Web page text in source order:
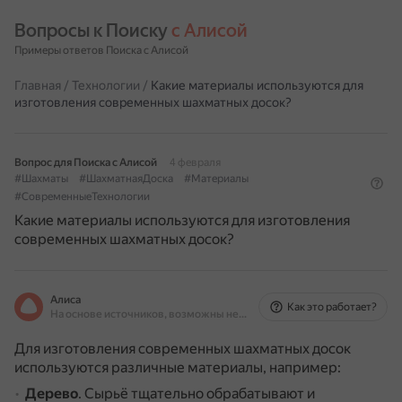
Вопросы к Поиску с Алисой
Примеры ответов Поиска с Алисой
Главная / Технологии / Какие материалы используются для
изготовления современных шахматных досок?
Вопрос для Поиска с Алисой
4 февраля
#Шахматы
#ШахматнаяДоска
#Материалы
#СовременныеТехнологии
Какие материалы используются для изготовления
современных шахматных досок?
Алиса
На основе источников, возможны неточности
Как это работает?
Для изготовления современных шахматных досок
используются различные материалы, например:
Дерево. Сырьё тщательно обрабатывают и